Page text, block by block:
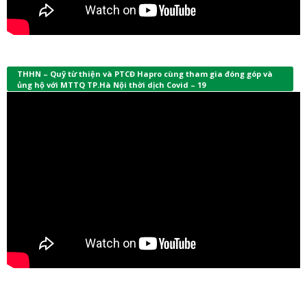
THHN – Quỹ từ thiện và PTCĐ Hapro cùng tham gia đóng góp và
ủng hộ với MTTQ TP.Hà Nội thời dịch Covid – 19